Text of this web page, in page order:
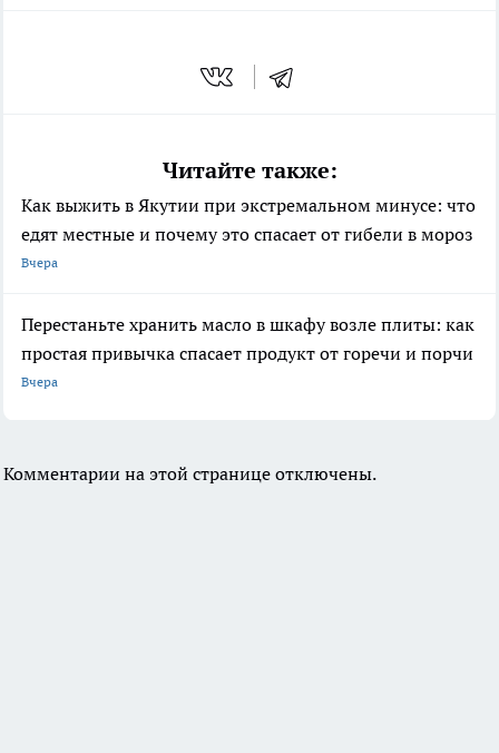
Читайте также:
Как выжить в Якутии при экстремальном минусе: что
едят местные и почему это спасает от гибели в мороз
Вчера
Перестаньте хранить масло в шкафу возле плиты: как
простая привычка спасает продукт от горечи и порчи
Вчера
Комментарии на этой странице отключены.